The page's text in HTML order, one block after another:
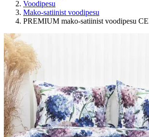
Voodipesu
Mako-satiinist voodipesu
PREMIUM mako-satiinist voodipesu